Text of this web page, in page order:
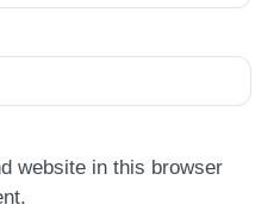
website in this browser